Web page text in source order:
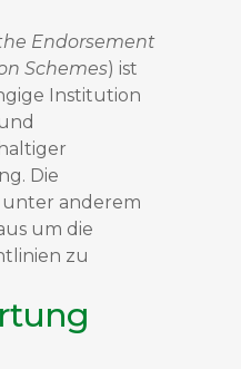
Endorsement
Schemes) ist
Institution
Die
anderem
um die
zu